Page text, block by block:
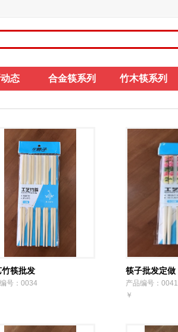
态 合金筷系列 竹木筷系列
竹筷批发
号：0034
筷子批发定做
产品编号：0041
￥